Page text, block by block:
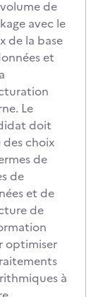
de
avec le
de la base
et
Le
doit
des choix
de
de
et de
de
optimiser
à